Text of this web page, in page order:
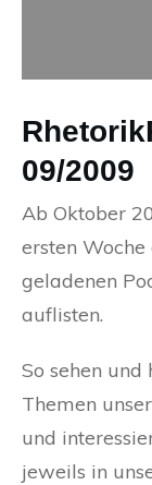
09/2009
Ab Oktober
ersten
geladenen
auflisten.
So sehen und
Themen
und
jeweils in